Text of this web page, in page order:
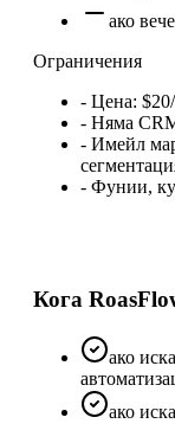
ако
Ограничения
- Цена:
- Няма
- Имейл
- Фунии,
Кога
ако
ако